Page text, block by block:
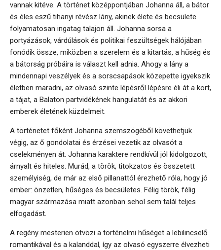
vannak kitéve. A történet középpontjában Johanna áll, a bátor
és éles eszű tihanyi révész lány, akinek élete és becsülete
folyamatosan ingatag talajon áll. Johanna sorsa a
portyázások, várdúlások és politikai feszültségek hálójában
fonódik össze, miközben a szerelem és a kitartás, a hűség és
a bátorság próbáira is választ kell adnia. Ahogy a lány a
mindennapi veszélyek és a sorscsapások közepette igyekszik
életben maradni, az olvasó szinte lépésről lépésre éli át a kort,
a tájat, a Balaton partvidékének hangulatát és az akkori
emberek életének küzdelmeit.
A történetet főként Johanna szemszögéből követhetjük
végig, az ő gondolatai és érzései vezetik az olvasót a
cselekményen át. Johanna karaktere rendkívül jól kidolgozott,
árnyalt és hiteles. Murád, a török, titokzatos és összetett
személyiség, de már az első pillanattól érezhető róla, hogy jó
ember: önzetlen, hűséges és becsületes. Félig török, félig
magyar származása miatt azonban sehol sem talál teljes
elfogadást.
A regény mesterien ötvözi a történelmi hűséget a lebilincselő
romantikával és a kalanddal, így az olvasó egyszerre élvezheti